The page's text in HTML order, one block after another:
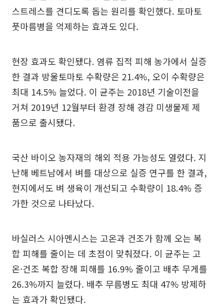
스트레스를 견디도록 돕는 원리를 확인했다. 토마토
풋마름병을 억제하는 효과도 있다.
현장 효과도 확인됐다. 염류 집적 피해 농가에서 실증
한 결과 방울토마토 수확량은 21.4%, 오이 수확량은
최대 14.5% 늘었다. 이 균주는 2018년 기술이전을
거쳐 2019년 12월부터 환경 장해 경감 미생물제 제
품으로 출시됐다.
국산 바이오 농자재의 해외 적용 가능성도 열렸다. 지
난해 베트남에서 벼를 대상으로 실증 연구를 한 결과,
현지에서도 벼 생육이 개선되고 수확량이 18.4% 증
가한 것으로 나타났다.
바실러스 시아멘시스는 고온과 건조가 함께 오는 복
합 피해를 줄이는 데 초점이 맞춰졌다. 이 균주는 고
온·건조 복합 장해 피해를 16.9% 줄이고 배추 무게를
26.3%까지 늘렸다. 배추 무름병도 최대 47% 방제하
는 효과가 확인됐다.